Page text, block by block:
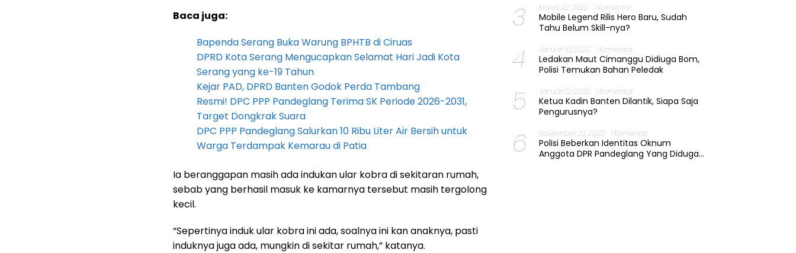
Baca juga:
Bapenda Serang Buka Warung BPHTB di Ciruas
DPRD Kota Serang Mengucapkan Selamat Hari Jadi Kota
Serang yang ke-19 Tahun
Kejar PAD, DPRD Banten Godok Perda Tambang
Resmi! DPC PPP Pandeglang Terima SK Periode 2026-2031,
Target Dongkrak Suara
DPC PPP Pandeglang Salurkan 10 Ribu Liter Air Bersih untuk
Warga Terdampak Kemarau di Patia
Ia beranggapan masih ada indukan ular kobra di sekitaran rumah,
sebab yang berhasil masuk ke kamarnya tersebut masih tergolong
kecil.
“Sepertinya induk ular kobra ini ada, soalnya ini kan anaknya, pasti
induknya juga ada, mungkin di sekitar rumah,” katanya.
3 Maret 22, 2022 1 Komentar
Mobile Legend Rilis Hero Baru, Sudah
Tahu Belum Skill-nya?
4 Januari 10, 2022 1 Komentar
Ledakan Maut Cimanggu Didiuga Bom,
Polisi Temukan Bahan Peledak
5 Januari 12, 2022 1 Komentar
Ketua Kadin Banten Dilantik, Siapa Saja
Pengurusnya?
6 November 22, 2022 1 Komentar
Polisi Beberkan Identitas Oknum
Anggota DPR Pandeglang Yang Diduga